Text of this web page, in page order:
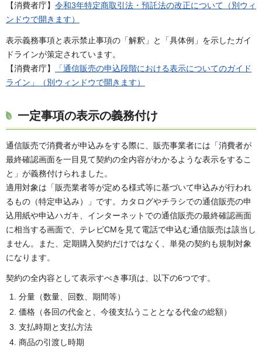
【消費者庁】 令和3年特定商取引法・預託法の改正について（別ウィ
ンドウで開きます）
表示義務事項と表示禁止事項の「解釈」と「具体例」を示したガイ
ドラインが策定されています。
【消費者庁】
「通信販売の申込段階における表示についてのガイド
ライン」（別ウィンドウで開きます）
一定事項の表示の義務付け
通信販売で消費者が申込みをする際に、販売事業者には「消費者が
最終確認画面を一目見て契約の全内容がわかるような表示をするこ
と」が義務付けられました。
適用対象は「販売業者等が定める様式等に基づいて申込みが行われ
るもの（特定申込み）」です。カタログやチラシでの通信販売の申
込用紙や申込ハガキ、インターネットでの通信販売の最終確認画面
に相当する画面で、テレビCMを見て電話で申込む通信販売は該当し
ません。また、定期購入契約だけではなく、単発の契約も規制対象
になります。
契約の全内容として表示すべき事項は、以下の6つです。
分量（数量、回数、期間等）
価格（各回の代金と、今後支払うこととなる代金の総額）
支払時期と支払方法
商品の引渡し時期